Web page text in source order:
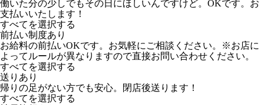
働いた分の少しでもその日にほしいんですけど。OKです。お
支払いいたします！
すべてを選択する
前払い制度あり
お給料の前払いOKです。お気軽にご相談ください。※お店に
よってルールが異なりますので直接お問い合わせください。
すべてを選択する
送りあり
帰りの足がない方でも安心。閉店後送ります！
すべてを選択する